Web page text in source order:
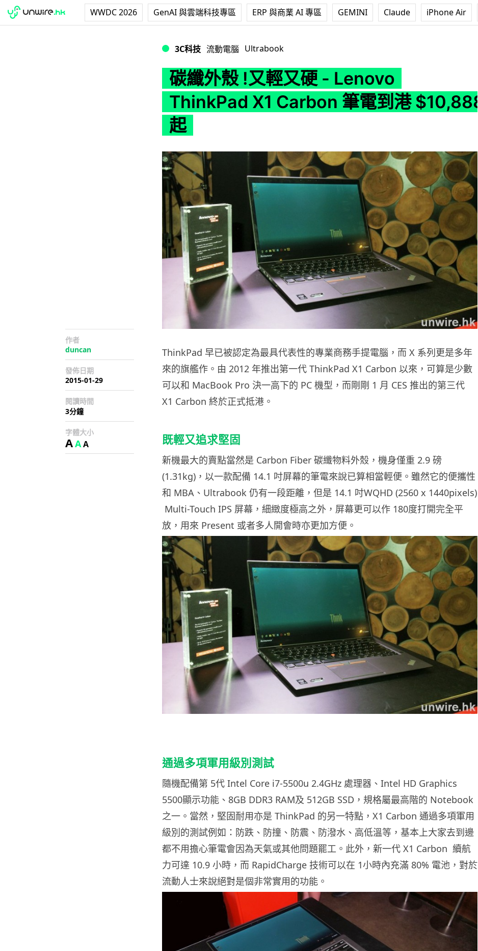
WWDC 2026 GenAI 與雲端科技專區 ERP 與商業 AI 專區 GEMINI Claude iPhone Air
3C科技 流動電腦 Ultrabook
碳纖外殼 !又輕又硬 - Lenovo
ThinkPad X1 Carbon 筆電到港 $10,888
起
作者
duncan
發佈日期
2015-01-29
閱讀時間
3分鐘
字體大小
AAA
ThinkPad 早已被認定為最具代表性的專業商務手提電腦，而 X 系列更是多年
來的旗艦作。由 2012 年推出第一代 ThinkPad X1 Carbon 以來，可算是少數
可以和 MacBook Pro 決一高下的 PC 機型，而剛剛 1 月 CES 推出的第三代
X1 Carbon 終於正式抵港。
既輕又追求堅固
新機最大的賣點當然是 Carbon Fiber 碳纖物料外殼，機身僅重 2.9 磅
(1.31kg)，以一款配備 14.1 吋屏幕的筆電來說已算相當輕便。雖然它的便攜性
和 MBA、Ultrabook 仍有一段距離，但是 14.1 吋WQHD (2560 x 1440pixels)
Multi-Touch IPS 屏幕，細緻度極高之外，屏幕更可以作 180度打開完全平
放，用來 Present 或者多人開會時亦更加方便。
通過多項軍用級別測試
隨機配備第 5代 Intel Core i7-5500u 2.4GHz 處理器、Intel HD Graphics
5500顯示功能、8GB DDR3 RAM及 512GB SSD，規格屬最高階的 Notebook
之一。當然，堅固耐用亦是 ThinkPad 的另一特點，X1 Carbon 通過多項軍用
級別的測試例如：防跌、防撞、防震、防潑水、高低溫等，基本上大家去到邊
都不用擔心筆電會因為天氣或其他問題罷工。此外，新一代 X1 Carbon 續航
力可達 10.9 小時，而 RapidCharge 技術可以在 1小時內充滿 80% 電池，對於
流動人士來說絕對是個非常實用的功能。